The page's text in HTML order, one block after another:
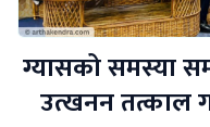
ग्यासको समस्या
उत्खनन तत्काल